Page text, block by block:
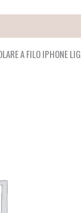
A FILO